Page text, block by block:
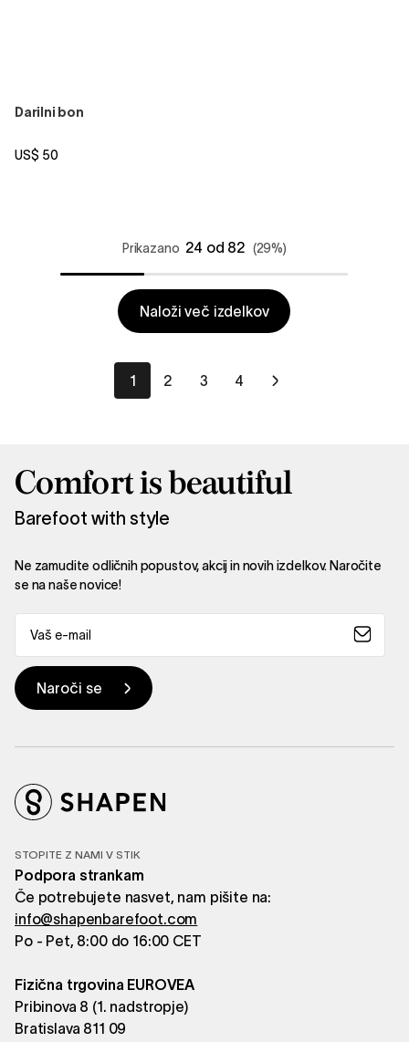
Darilni bon
US$ 50
Prikazano 24 od 82 (29%)
Naloži več izdelkov
1 2 3 4
Comfort is beautiful
Barefoot with style
Ne zamudite odličnih popustov, akcij in novih izdelkov. Naročite
se na naše novice!
STOPITE Z NAMI V STIK
Podpora strankam
Če potrebujete nasvet, nam pišite na:
info@shapenbarefoot.com
Po - Pet, 8:00 do 16:00 CET
Fizična trgovina EUROVEA
Pribinova 8 (1. nadstropje)
Bratislava 811 09